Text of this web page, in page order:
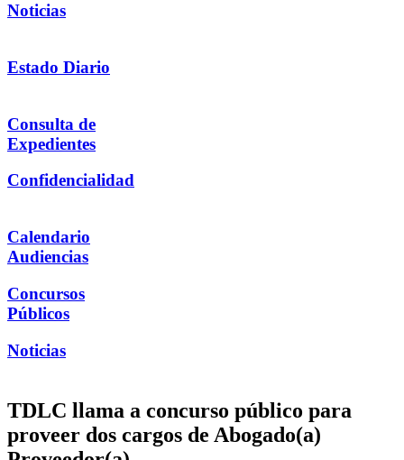
Noticias
Estado Diario
Consulta de
Expedientes
Confidencialidad
Calendario
Audiencias
Concursos
Públicos
Noticias
TDLC llama a concurso público para
proveer dos cargos de Abogado(a)